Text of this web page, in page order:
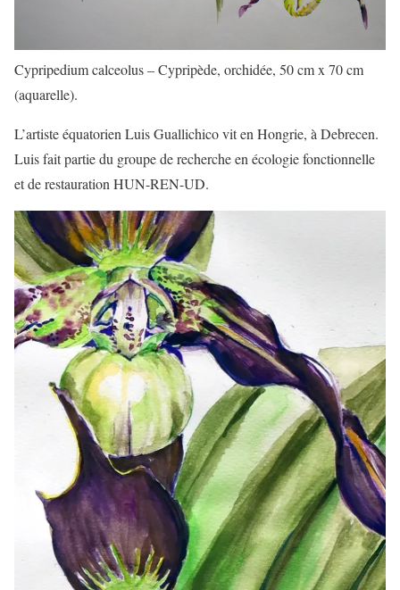
Cypripedium calceolus – Cypripède, orchidée, 50 cm x 70 cm
(aquarelle).
L’artiste équatorien Luis Guallichico vit en Hongrie, à Debrecen.
Luis fait partie du groupe de recherche en écologie fonctionnelle
et de restauration HUN-REN-UD.